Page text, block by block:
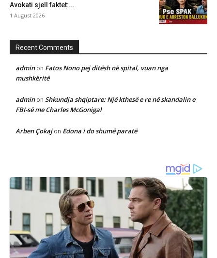
Avokati sjell faktet:...
1 August 2026
Recent Comments
adminon Fatos Nono pej ditësh në spital, vuan nga
mushkëritë
adminon Shkundja shqiptare: Një kthesë e re në skandalin e
FBI-së me Charles McGonigal
Arben Çokajon Edona i do shumë paratë